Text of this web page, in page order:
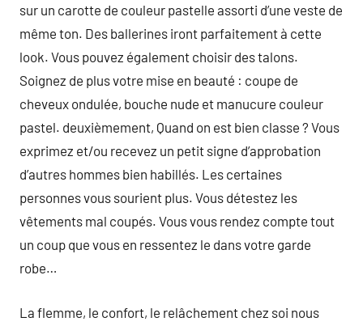
sur un carotte de couleur pastelle assorti d’une veste de
même ton. Des ballerines iront parfaitement à cette
look. Vous pouvez également choisir des talons.
Soignez de plus votre mise en beauté : coupe de
cheveux ondulée, bouche nude et manucure couleur
pastel. deuxièmement, Quand on est bien classe ? Vous
exprimez et/ou recevez un petit signe d’approbation
d’autres hommes bien habillés. Les certaines
personnes vous sourient plus. Vous détestez les
vêtements mal coupés. Vous vous rendez compte tout
un coup que vous en ressentez le dans votre garde
robe…
La flemme, le confort, le relâchement chez soi nous